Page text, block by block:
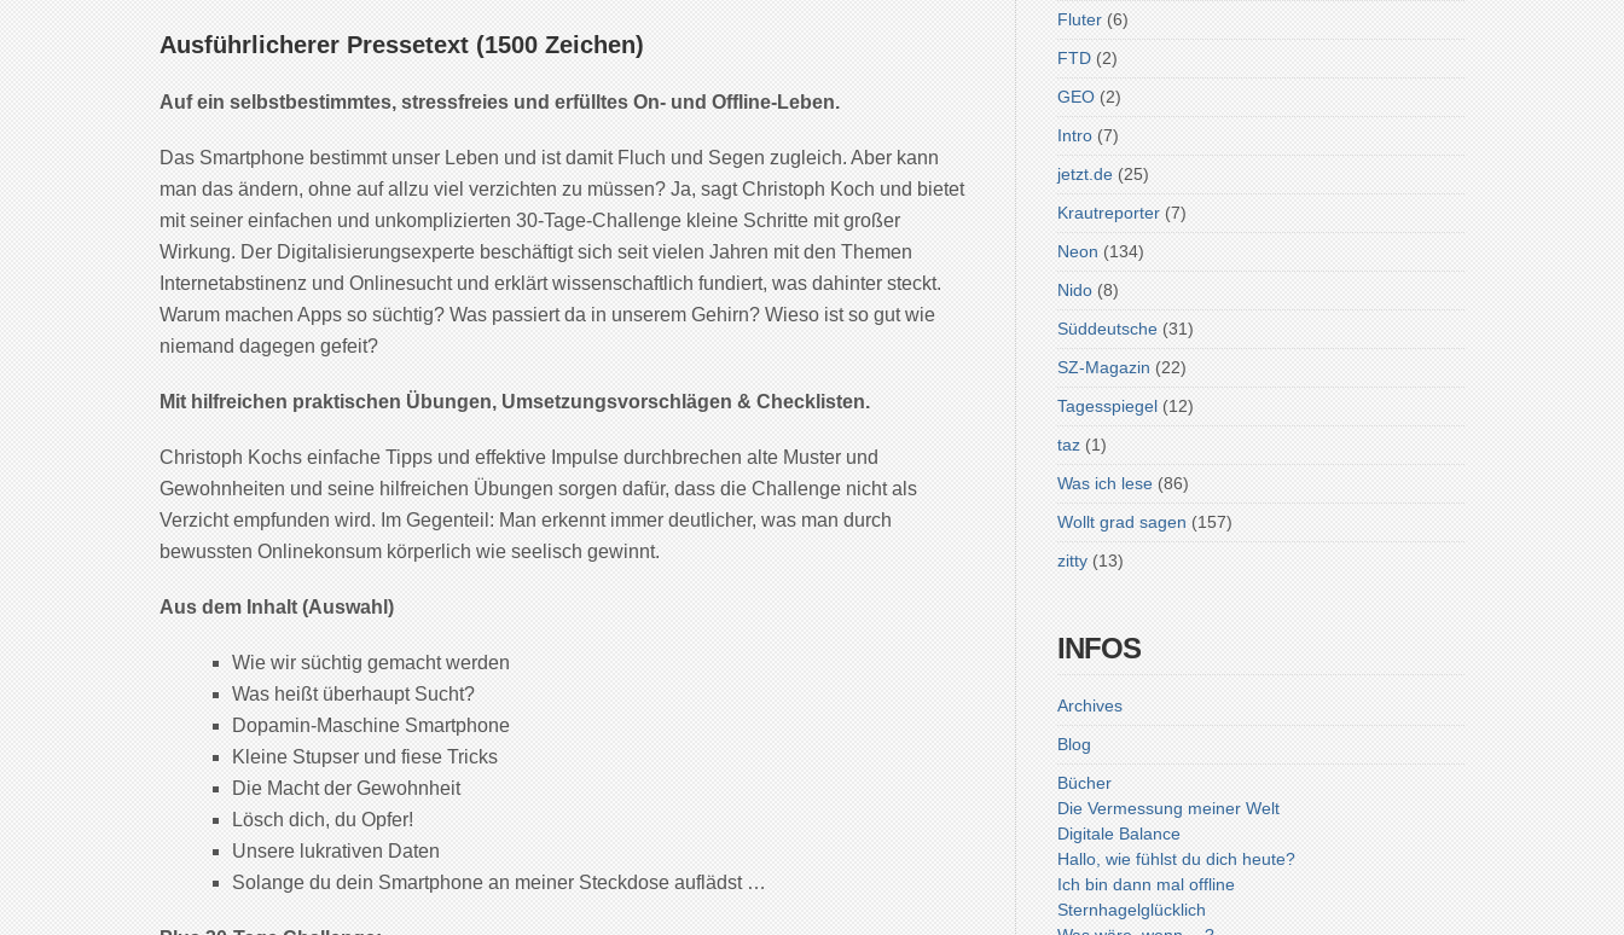
Ausführlicherer Pressetext (1500 Zeichen)
Auf ein selbstbestimmtes, stressfreies und erfülltes On- und Offline-Leben.
Das Smartphone bestimmt unser Leben und ist damit Fluch und Segen zugleich. Aber kann
man das ändern, ohne auf allzu viel verzichten zu müssen? Ja, sagt Christoph Koch und bietet
mit seiner einfachen und unkomplizierten 30-Tage-Challenge kleine Schritte mit großer
Wirkung. Der Digitalisierungsexperte beschäftigt sich seit vielen Jahren mit den Themen
Internetabstinenz und Onlinesucht und erklärt wissenschaftlich fundiert, was dahinter steckt.
Warum machen Apps so süchtig? Was passiert da in unserem Gehirn? Wieso ist so gut wie
niemand dagegen gefeit?
Mit hilfreichen praktischen Übungen, Umsetzungsvorschlägen & Checklisten.
Christoph Kochs einfache Tipps und effektive Impulse durchbrechen alte Muster und
Gewohnheiten und seine hilfreichen Übungen sorgen dafür, dass die Challenge nicht als
Verzicht empfunden wird. Im Gegenteil: Man erkennt immer deutlicher, was man durch
bewussten Onlinekonsum körperlich wie seelisch gewinnt.
Aus dem Inhalt (Auswahl)
Wie wir süchtig gemacht werden
Was heißt überhaupt Sucht?
Dopamin-Maschine Smartphone
Kleine Stupser und fiese Tricks
Die Macht der Gewohnheit
Lösch dich, du Opfer!
Unsere lukrativen Daten
Solange du dein Smartphone an meiner Steckdose auflädst …
Fluter(6)
FTD(2)
GEO(2)
Intro(7)
jetzt.de(25)
Krautreporter(7)
Neon (134)
Nido(8)
Süddeutsche(31)
SZ-Magazin (22)
Tagesspiegel(12)
taz(1)
Was ich lese(86)
Wollt grad sagen (157)
zitty(13)
INFOS
Archives
Blog
Bücher
Die Vermessung meiner Welt
Digitale Balance
Hallo, wie fühlst du dich heute?
Ich bin dann mal offline
Sternhagelglücklich